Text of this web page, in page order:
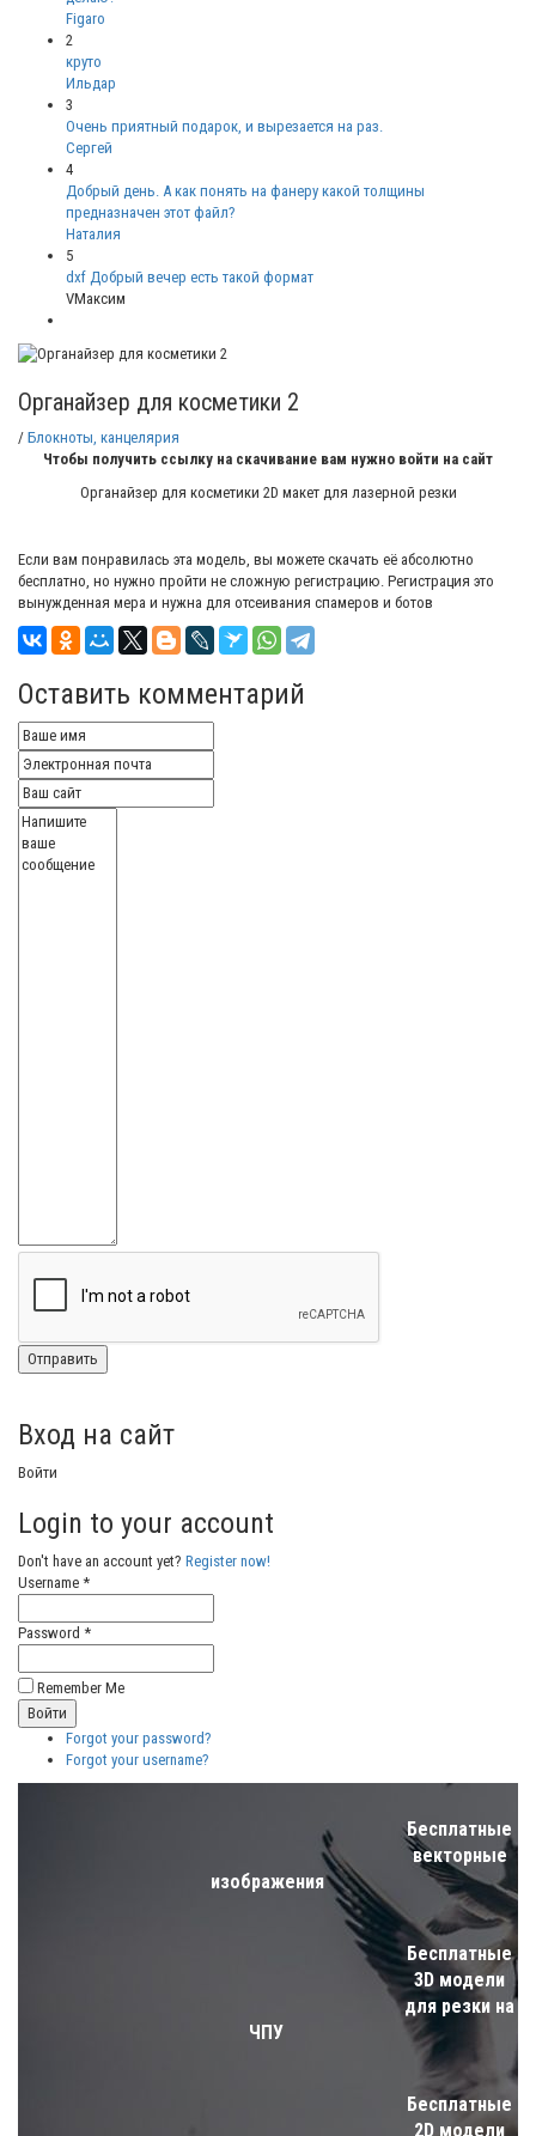
Figaro
2
круто
Ильдар
3
Очень приятный подарок, и вырезается на раз.
Сергей
4
Добрый день. А как понять на фанеру какой толщины
предназначен этот файл?
Наталия
5
dxf Добрый вечер есть такой формат
VМаксим
Органайзер для косметики 2
/ Блокноты, канцелярия
Чтобы получить ссылку на скачивание вам нужно войти на сайт
Органайзер для косметики 2D макет для лазерной резки
Если вам понравилась эта модель, вы можете скачать её абсолютно
бесплатно, но нужно пройти не сложную регистрацию. Регистрация это
вынужденная мера и нужна для отсеивания спамеров и ботов
Оставить комментарий
Вход на сайт
Войти
Login to your account
Don't have an account yet? Register now!
Username *
Password *
Remember Me
Forgot your password?
Forgot your username?
Бесплатные
векторные
изображения
Бесплатные
3D модели
для резки на
ЧПУ
Бесплатные
2D модели